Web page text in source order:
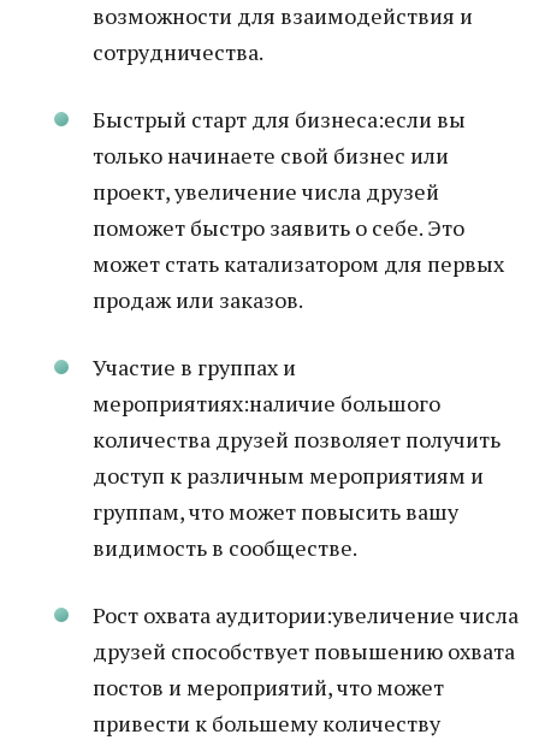
возможности для взаимодействия и
сотрудничества.
Быстрый старт для бизнеса:если вы
только начинаете свой бизнес или
проект, увеличение числа друзей
поможет быстро заявить о себе. Это
может стать катализатором для первых
продаж или заказов.
Участие в группах и
мероприятиях:наличие большого
количества друзей позволяет получить
доступ к различным мероприятиям и
группам, что может повысить вашу
видимость в сообществе.
Рост охвата аудитории:увеличение числа
друзей способствует повышению охвата
постов и мероприятий, что может
привести к большему количеству